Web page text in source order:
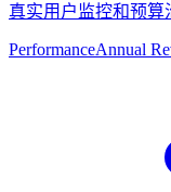
真实用户监控和预
PerformanceAnnual